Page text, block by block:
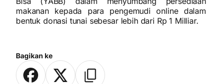
Bagikan ke
makanan kepada para pengemudi online dalam
bentuk donasi tunai sebesar lebih dari Rp 1 Milliar.